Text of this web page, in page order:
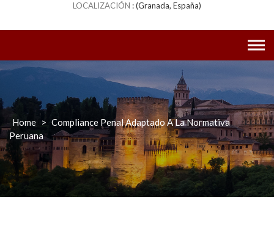
(Granada, España)
Home > Compliance Penal Adaptado A La Normativa
Peruana